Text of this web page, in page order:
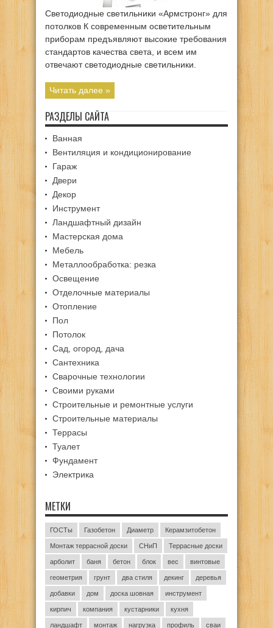
Светодиодные светильники «Армстронг» для
потолков К современным осветительным
приборам предъявляют высокие требования
стандартов качества света, и всем им
отвечают светодиодные светильники.
Читать далее »
РАЗДЕЛЫ САЙТА
Ванная
Вентиляция и кондиционирование
Гараж
Двери
Декор
Инструмент
Ландшафтный дизайн
Мастерская дома
Мебель
Металлообработка: резка
Освещение
Отделочные материалы
Отопление
Пол
Потолок
Сад, огород, дача
Сантехника
Сварочные технологии
Своими руками
Строительные и ремонтные услуги
Строительные материалы
Террасы
Туалет
Фундамент
Электрика
МЕТКИ
ГОСТы Газобетон Диаметр Керамзитобетон
Монтаж террасной доски СНиП Террасные доски
арболит баня бетон блок вес винтовые
геометрия грунт два стиля декинг деревья
добавки дом доска шовная инструмент
кирпич компания кустарники кухня
ландшафт монтаж нагрузка профиль сваи